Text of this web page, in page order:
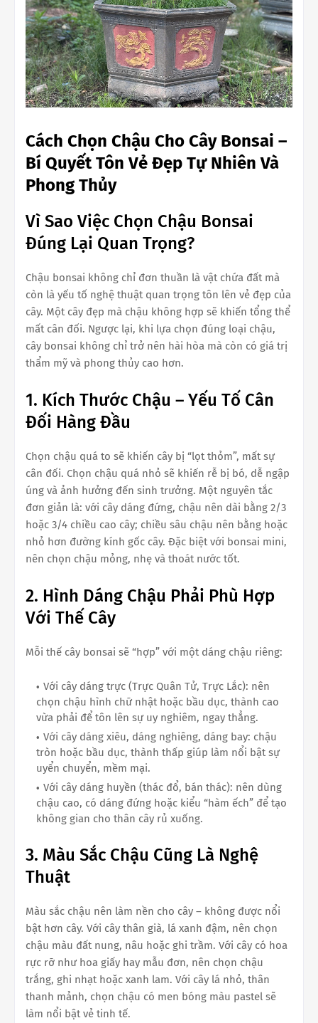
Cách Chọn Chậu Cho Cây Bonsai –
Bí Quyết Tôn Vẻ Đẹp Tự Nhiên Và
Phong Thủy
Vì Sao Việc Chọn Chậu Bonsai
Đúng Lại Quan Trọng?
Chậu bonsai không chỉ đơn thuần là vật chứa đất mà
còn là yếu tố nghệ thuật quan trọng tôn lên vẻ đẹp của
cây. Một cây đẹp mà chậu không hợp sẽ khiến tổng thể
mất cân đối. Ngược lại, khi lựa chọn đúng loại chậu,
cây bonsai không chỉ trở nên hài hòa mà còn có giá trị
thẩm mỹ và phong thủy cao hơn.
1. Kích Thước Chậu – Yếu Tố Cân
Đối Hàng Đầu
Chọn chậu quá to sẽ khiến cây bị “lọt thỏm”, mất sự
cân đối. Chọn chậu quá nhỏ sẽ khiến rễ bị bó, dễ ngập
úng và ảnh hưởng đến sinh trưởng. Một nguyên tắc
đơn giản là: với cây dáng đứng, chậu nên dài bằng 2/3
hoặc 3/4 chiều cao cây; chiều sâu chậu nên bằng hoặc
nhỏ hơn đường kính gốc cây. Đặc biệt với bonsai mini,
nên chọn chậu mỏng, nhẹ và thoát nước tốt.
2. Hình Dáng Chậu Phải Phù Hợp
Với Thế Cây
Mỗi thế cây bonsai sẽ “hợp” với một dáng chậu riêng:
Với cây dáng trực (Trực Quân Tử, Trực Lắc): nên
chọn chậu hình chữ nhật hoặc bầu dục, thành cao
vừa phải để tôn lên sự uy nghiêm, ngay thẳng.
Với cây dáng xiêu, dáng nghiêng, dáng bay: chậu
tròn hoặc bầu dục, thành thấp giúp làm nổi bật sự
uyển chuyển, mềm mại.
Với cây dáng huyền (thác đổ, bán thác): nên dùng
chậu cao, có dáng đứng hoặc kiểu “hàm ếch” để tạo
không gian cho thân cây rủ xuống.
3. Màu Sắc Chậu Cũng Là Nghệ
Thuật
Màu sắc chậu nên làm nền cho cây – không được nổi
bật hơn cây. Với cây thân già, lá xanh đậm, nên chọn
chậu màu đất nung, nâu hoặc ghi trầm. Với cây có hoa
rực rỡ như hoa giấy hay mẫu đơn, nên chọn chậu
trắng, ghi nhạt hoặc xanh lam. Với cây lá nhỏ, thân
thanh mảnh, chọn chậu có men bóng màu pastel sẽ
làm nổi bật vẻ tinh tế.